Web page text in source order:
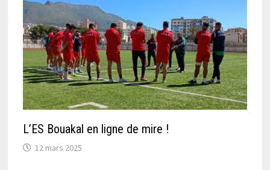
L’ES Bouakal en ligne de mire !
12 mars 2025